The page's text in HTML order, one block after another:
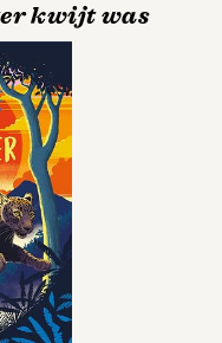
kwijt was